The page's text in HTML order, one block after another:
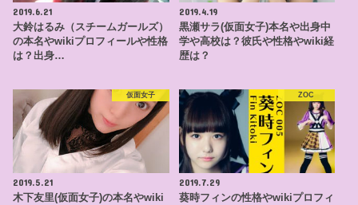
2019.6.21
大鈴はるみ（スチームガールズ）
の本名やwikiプロフィールや性格
は？出身…
2019.4.19
黒瀬サラ(仮面女子)本名や出身中
学や高校は？彼氏や性格やwiki経
歴は？
仮面女子
2019.5.21
木下友里(仮面女子)の本名やwiki
ZOC
2019.7.29
葵時フィンの性格やwikiプロフィ